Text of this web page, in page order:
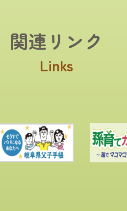
関連リンク
Links